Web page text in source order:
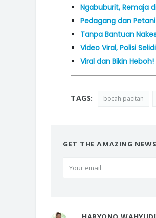
Ngabuburit, Remaja
Pedagang dan
Tanpa Bantuan
Video Viral, Polisi
Viral dan Bikin
TAGS: bocah pacitan
GET THE AMAZING